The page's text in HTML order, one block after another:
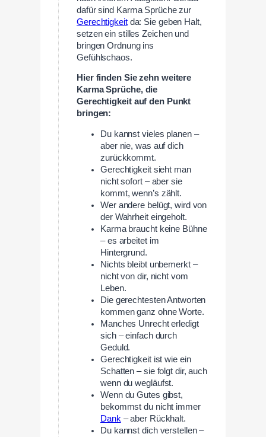
dafür sind Karma Sprüche zur
Gerechtigkeitda: Sie geben Halt,
setzen ein stilles Zeichen und
bringen Ordnung ins
Gefühlschaos.
Hier finden Sie zehn weitere
Karma Sprüche, die
Gerechtigkeit auf den Punkt
bringen:
Du kannst vieles planen –
aber nie, was auf dich
zurückkommt.
Gerechtigkeit sieht man
nicht sofort – aber sie
kommt, wenn’s zählt.
Wer andere belügt, wird von
der Wahrheit eingeholt.
Karma braucht keine Bühne
– es arbeitet im
Hintergrund.
Nichts bleibt unbemerkt –
nicht von dir, nicht vom
Leben.
Die gerechtesten Antworten
kommen ganz ohne Worte.
Manches Unrecht erledigt
sich – einfach durch
Geduld.
Gerechtigkeit ist wie ein
Schatten – sie folgt dir, auch
wenn du wegläufst.
Wenn du Gutes gibst,
bekommst du nicht immer
Dank – aber Rückhalt.
Du kannst dich verstellen –